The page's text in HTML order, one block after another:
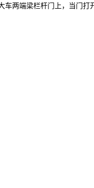
两端梁栏杆门上，当门